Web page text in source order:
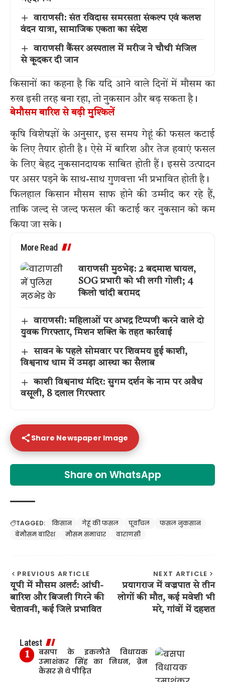
वाराणसी: संत रविदास समरसता संकल्प एवं कलश
वंदन यात्रा, सामाजिक एकता का संदेश
वाराणसी कैंसर अस्पताल में मरीज ने चौथी मंजिल
से कूदकर दी जान
किसानों का कहना है कि यदि आने वाले दिनों में मौसम का
रुख इसी तरह बना रहा, तो नुकसान और बढ़ सकता है।
बेमौसम बारिश से बढ़ी मुश्किलें
कृषि विशेषज्ञों के अनुसार, इस समय गेहूं की फसल कटाई
के लिए तैयार होती है। ऐसे में बारिश और तेज हवाएं फसल
के लिए बेहद नुकसानदायक साबित होती हैं। इससे उत्पादन
पर असर पड़ने के साथ-साथ गुणवत्ता भी प्रभावित होती है।
फिलहाल किसान मौसम साफ होने की उम्मीद कर रहे हैं,
ताकि जल्द से जल्द फसल की कटाई कर नुकसान को कम
किया जा सके।
More Read
वाराणसी मुठभेड़: 2 बदमाश घायल,
SOG प्रभारी को भी लगी गोली; 4
किलो चांदी बरामद
वाराणसी: महिलाओं पर अभद्र टिप्पणी करने वाले दो
युवक गिरफ्तार, मिशन शक्ति के तहत कार्रवाई
सावन के पहले सोमवार पर शिवमय हुई काशी,
विश्वनाथ धाम में उमड़ा आस्था का सैलाब
काशी विश्वनाथ मंदिर: सुगम दर्शन के नाम पर अवैध
वसूली, 8 दलाल गिरफ्तार
Share Newspaper Image
Share on WhatsApp
TAGGED: किसान गेहूं की फसल पूर्वांचल
फसल नुकसान
बेमौसम बारिश
मौसम समाचार वाराणसी
PREVIOUS ARTICLE
यूपी में मौसम अलर्ट: आंधी-
बारिश और बिजली गिरने की
चेतावनी, कई जिले प्रभावित
NEXT ARTICLE
प्रयागराज में वज्रपात से तीन
लोगों की मौत, कई मवेशी भी
मरे, गांवों में दहशत
Latest
बसपा के इकलौते विधायक
उमाशंकर सिंह का निधन, ब्रेन
कैंसर से थे पीड़ित